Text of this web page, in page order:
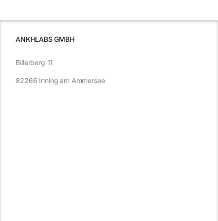
müssen
ANKHLABS GMBH
Billerberg 11
82266 Inning am Ammersee